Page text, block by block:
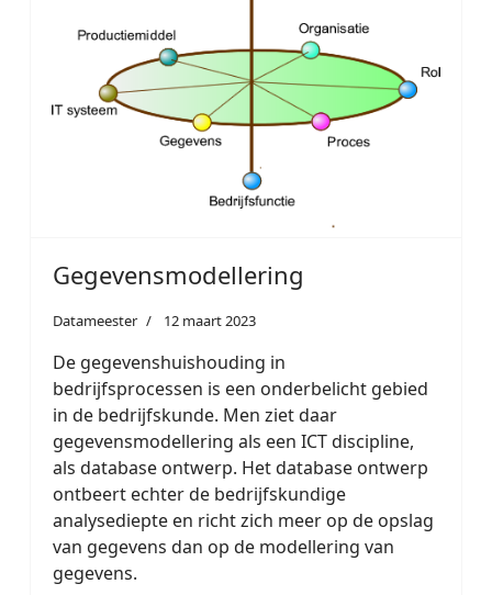
Gegevensmodellering
Datameester 12 maart 2023
De gegevenshuishouding in
bedrijfsprocessen is een onderbelicht gebied
in de bedrijfskunde. Men ziet daar
gegevensmodellering als een ICT discipline,
als database ontwerp. Het database ontwerp
ontbeert echter de bedrijfskundige
analysediepte en richt zich meer op de opslag
van gegevens dan op de modellering van
gegevens.